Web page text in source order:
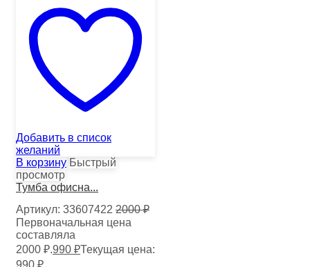
Добавить в список
желаний
В корзину Быстрый
просмотр
Тумба офисна...
Артикул: 33607422 2000₽
Первоначальная цена
составляла
2000 ₽.990 ₽Текущая цена:
990 ₽.